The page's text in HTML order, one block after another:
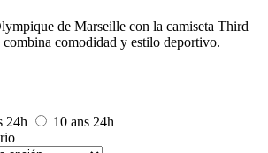
de Marseille con la camiseta Third
comodidad y estilo deportivo.
24h 10 ans 24h